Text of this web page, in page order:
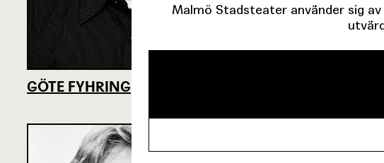
GÖTE FYHRING
Malmö Stadsteater använder sig